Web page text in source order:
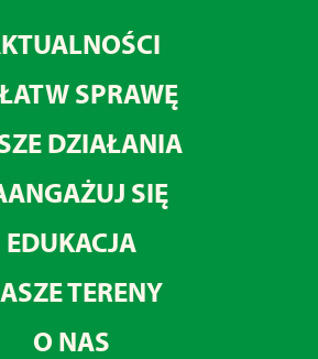
SPRAWĘ
DZIAŁANIA
SIĘ
EDUKACJA
TERENY
O NAS